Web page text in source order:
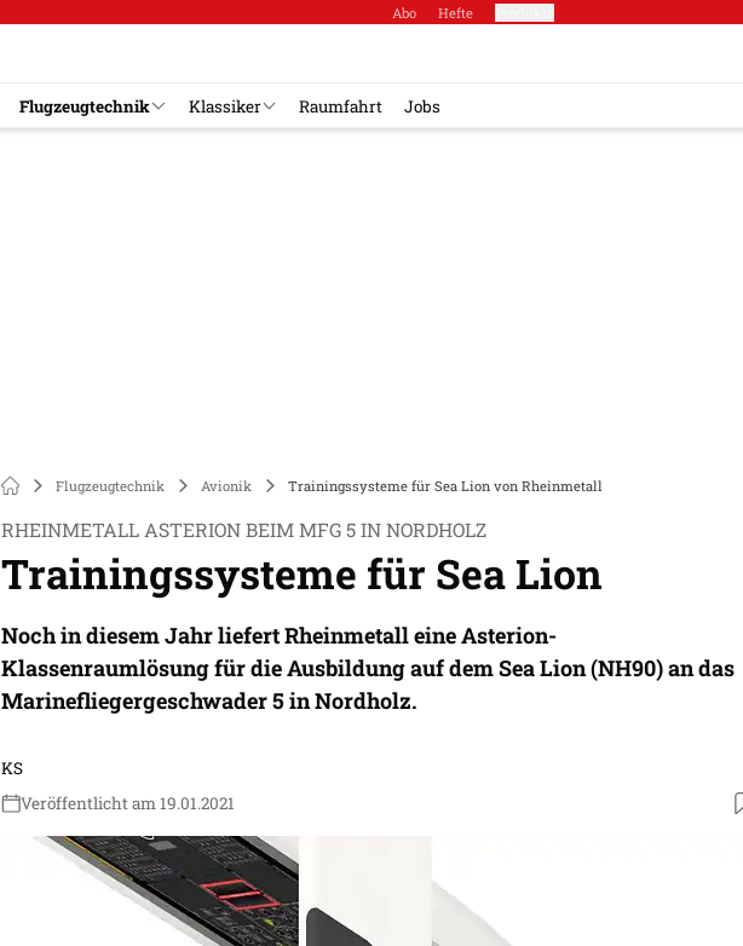
Abo Hefte
Flugzeugtechnik Klassiker Raumfahrt Jobs
Flugzeugtechnik Avionik Trainingssysteme für Sea Lion von Rheinmetall
RHEINMETALL ASTERION BEIM MFG 5 IN NORDHOLZ
Trainingssysteme für Sea Lion
Noch in diesem Jahr liefert Rheinmetall eine Asterion-
Klassenraumlösung für die Ausbildung auf dem Sea Lion (NH90) an das
Marinefliegergeschwader 5 in Nordholz.
KS
Veröffentlicht am 19.01.2021